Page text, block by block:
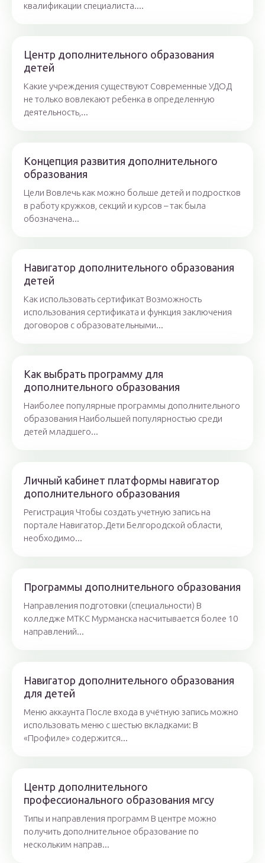
квалификации специалиста....
Центр дополнительного образования
детей
Какие учреждения существуют Современные УДОД
не только вовлекают ребенка в определенную
деятельность,...
Концепция развития дополнительного
образования
Цели Вовлечь как можно больше детей и подростков
в работу кружков, секций и курсов – так была
обозначена...
Навигатор дополнительного образования
детей
Как использовать сертификат Возможность
использования сертификата и функция заключения
договоров с образовательными...
Как выбрать программу для
дополнительного образования
Наиболее популярные программы дополнительного
образования Наибольшей популярностью среди
детей младшего...
Личный кабинет платформы навигатор
дополнительного образования
Регистрация Чтобы создать учетную запись на
портале Навигатор.Дети Белгородской области,
необходимо...
Программы дополнительного образования
Направления подготовки (специальности) В
колледже МТКС Мурманска насчитывается более 10
направлений...
Навигатор дополнительного образования
для детей
Меню аккаунта После входа в учётную запись можно
использовать меню с шестью вкладками: В
«Профиле» содержится...
Центр дополнительного
профессионального образования мгсу
Типы и направления программ В центре можно
получить дополнительное образование по
нескольким направ...